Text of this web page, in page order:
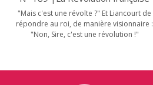
"Mais c'est une révolte ?" Et Liancourt de
répondre au roi, de manière visionnaire :
"Non, Sire, c'est une révolution !"